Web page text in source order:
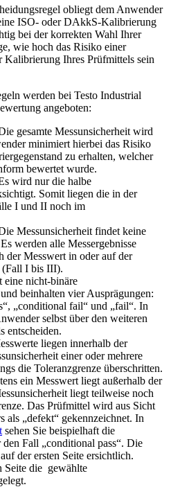
obliegt dem Anwender
ISO- oder DAkkS-Kalibrierung
bei der korrekten Wahl Ihrer
wie hoch das Risiko einer
Ihres Prüfmittels sein
werden bei Testo Industrial
angeboten:
gesamte Messunsicherheit wird
minimiert hierbei das Risiko
zu erhalten, welcher
bewertet wurde.
wird nur die halbe
Somit liegen die in der
I und II noch im
Messunsicherheit findet keine
werden alle Messergebnisse
der Messwert in oder auf der
(Fall I bis III).
nicht-binäre
beinhalten vier Ausprägungen:
„conditional fail“ und „fail“. In
selbst über den weiteren
entscheiden.
liegen innerhalb der
einer oder mehrere
die Toleranzgrenze überschritten.
ein Messwert liegt außerhalb der
liegt teilweise noch
Das Prüfmittel wird aus Sicht
als „defekt“ gekennzeichnet. In
sehen Sie beispielhaft die
Fall „conditional pass“. Die
der ersten Seite ersichtlich.
Seite die gewählte